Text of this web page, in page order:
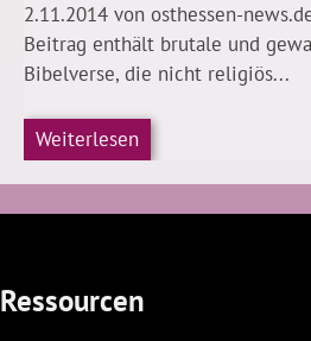
2.11.2014 von osthessen-
Beitrag enthält brutale und
Bibelverse, die nicht religiös...
Weiterlesen
Ressourcen